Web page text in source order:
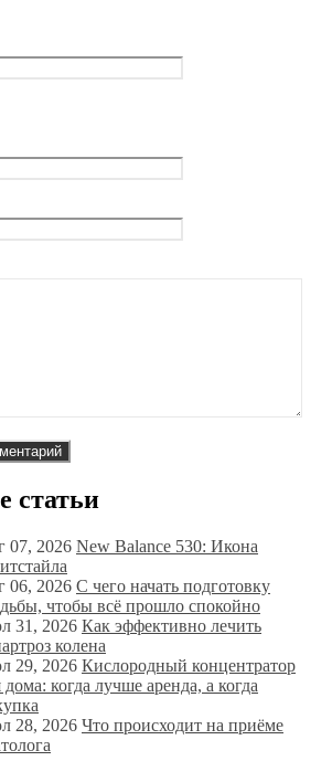
статьи
07, 2026 New Balance 530: Икона
06, 2026 С чего начать подготовку
чтобы всё прошло спокойно
31, 2026 Как эффективно лечить
колена
29, 2026 Кислородный концентратор
дома: когда лучше аренда, а когда
28, 2026 Что происходит на приёме